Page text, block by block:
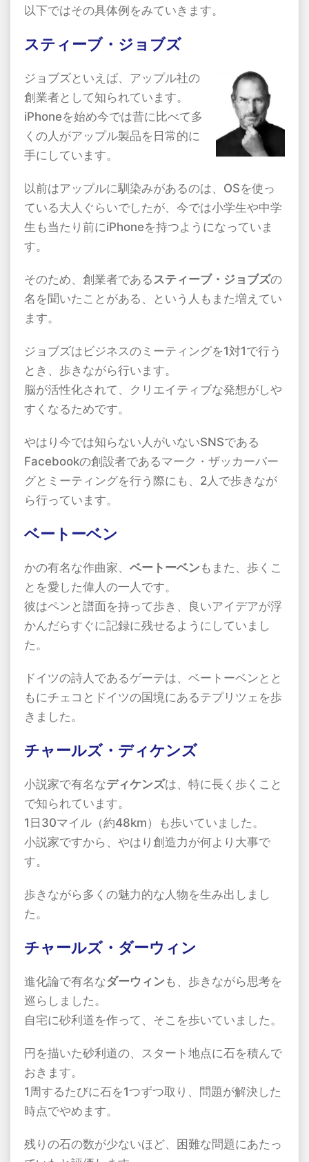
以下ではその具体例をみていきます。
スティーブ・ジョブズ
ジョブズといえば、アップル社の
創業者として知られています。
iPhoneを始め今では昔に比べて多
くの人がアップル製品を日常的に
手にしています。
以前はアップルに馴染みがあるのは、OSを使っ
ている大人ぐらいでしたが、今では小学生や中学
生も当たり前にiPhoneを持つようになっていま
す。
そのため、創業者であるスティーブ・ジョブズの
名を聞いたことがある、という人もまた増えてい
ます。
ジョブズはビジネスのミーティングを1対1で行う
とき、歩きながら行います。
脳が活性化されて、クリエイティブな発想がしや
すくなるためです。
やはり今では知らない人がいないSNSである
Facebookの創設者であるマーク・ザッカーバー
グとミーティングを行う際にも、2人で歩きなが
ら行っています。
ベートーベン
かの有名な作曲家、 ベートーベンもまた、歩くこ
とを愛した偉人の一人です。
彼はペンと譜面を持って歩き、良いアイデアが浮
かんだらすぐに記録に残せるようにしていまし
た。
ドイツの詩人であるゲーテは、ベートーベンとと
もにチェコとドイツの国境にあるテプリツェを歩
きました。
チャールズ・ディケンズ
小説家で有名なディケンズは、特に長く歩くこと
で知られています。
1日30マイル（約48km）も歩いていました。
小説家ですから、やはり創造力が何より大事で
す。
歩きながら多くの魅力的な人物を生み出しまし
た。
チャールズ・ダーウィン
進化論で有名なダーウィンも、歩きながら思考を
巡らしました。
自宅に砂利道を作って、そこを歩いていました。
円を描いた砂利道の、スタート地点に石を積んで
おきます。
1周するたびに石を1つずつ取り、問題が解決した
時点でやめます。
残りの石の数が少ないほど、困難な問題にあたっ